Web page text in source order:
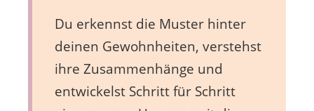
Du erkennst die Muster hinter
deinen Gewohnheiten, verstehst
ihre Zusammenhänge und
entwickelst Schritt für Schritt